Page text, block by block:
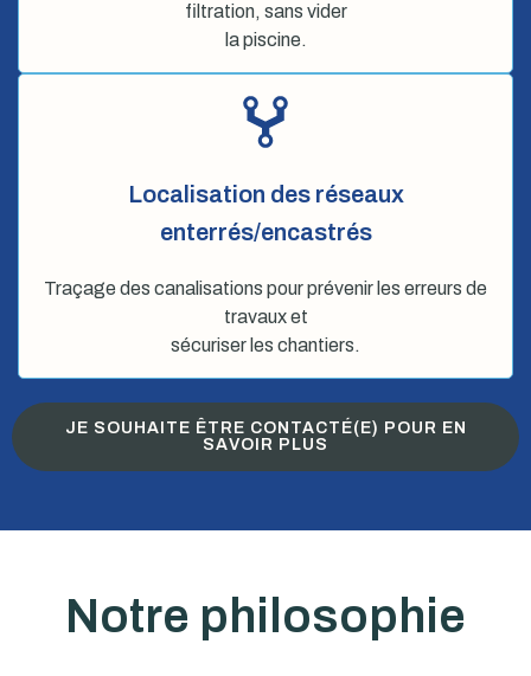
filtration, sans vider
la piscine.
Localisation des réseaux
enterrés/encastrés
Traçage des canalisations pour prévenir les erreurs de
travaux et
sécuriser les chantiers.
JE SOUHAITE ÊTRE CONTACTÉ(E) POUR EN
SAVOIR PLUS
Notre philosophie